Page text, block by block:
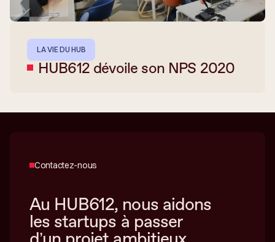
LA VIE DU HUB
HUB612 dévoile son NPS 2020
Contactez-nous
Au HUB612, nous aidons
les startups à passer